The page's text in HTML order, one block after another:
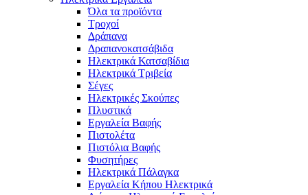
Όλα τα προϊόντα
Τροχοί
Δράπανα
Δραπανοκατσάβιδα
Ηλεκτρικά Κατσαβίδια
Ηλεκτρικά Τριβεία
Σέγες
Ηλεκτρικές Σκούπες
Πλυστικά
Εργαλεία Βαφής
Πιστολέτα
Πιστόλια Βαφής
Φυσητήρες
Ηλεκτρικά Πάλαγκα
Εργαλεία Κήπου Ηλεκτρικά